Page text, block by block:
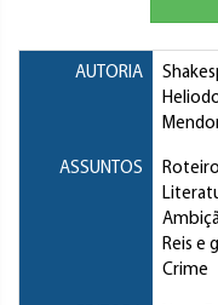
AUTORIA
ASSUNTOS
Reis e
Crime